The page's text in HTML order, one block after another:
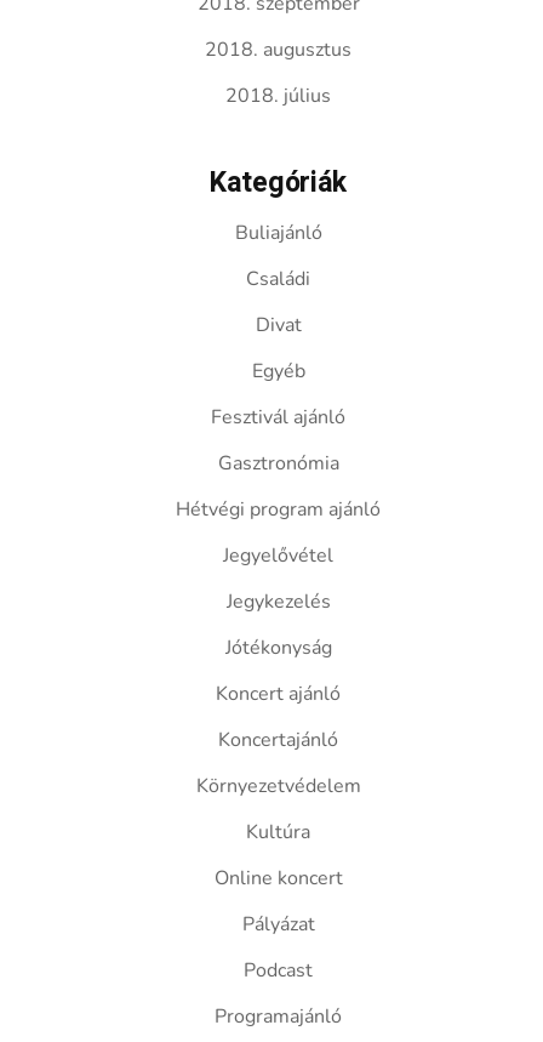
2018. augusztus
2018. július
Kategóriák
Buliajánló
Családi
Divat
Egyéb
Fesztivál ajánló
Gasztronómia
Hétvégi program ajánló
Jegyelővétel
Jegykezelés
Jótékonyság
Koncert ajánló
Koncertajánló
Környezetvédelem
Kultúra
Online koncert
Pályázat
Podcast
Programajánló